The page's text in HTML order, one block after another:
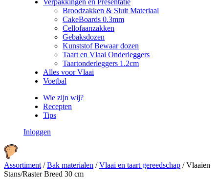
Verpakkingen en Presentatie
Broodzakken & Sluit Materiaal
CakeBoards 0.3mm
Cellofaanzakken
Gebaksdozen
Kunststof Bewaar dozen
Taart en Vlaai Onderleggers
Taartonderleggers 1.2cm
Alles voor Vlaai
Voetbal
Wie zijn wij?
Recepten
Tips
Inloggen
Assortiment /Bak materialen /Vlaai en taart gereedschap /Vlaaien
Stans/Raster Breed 30 cm